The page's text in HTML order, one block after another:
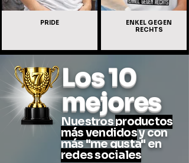
PRIDE
ENKEL GEGEN
RECHTS
Nuestrosproductos
más vendidosy con
más "me gusta" en
redes sociales
Los 10
mejores